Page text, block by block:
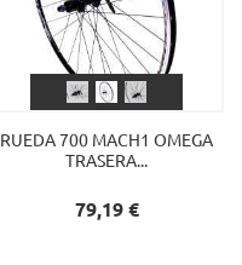
RUEDA 700 MACH1 OMEGA
TRASERA...
Precio
79,19 €